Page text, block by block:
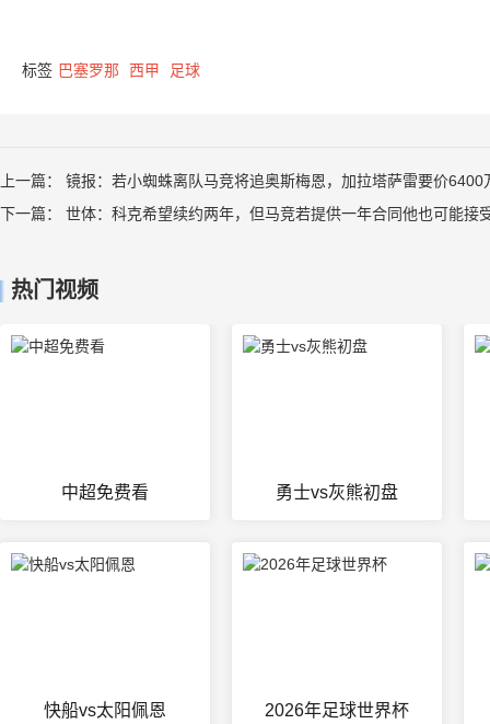
标签 巴塞罗那 西甲 足球
上一篇： 镜报：若小蜘蛛离队马竞将追奥斯梅恩，加拉塔萨雷要价6400
下一篇： 世体：科克希望续约两年，但马竞若提供一年合同他也可能接
热门视频
中超免费看 勇士vs灰熊初盘
快船vs太阳佩恩 2026年足球世界杯